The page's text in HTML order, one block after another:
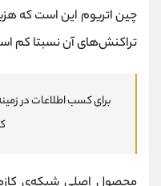
چین اتریوم این است که
تراکنش‌های آن نسبتا کم
برای کسب اطلاعات در